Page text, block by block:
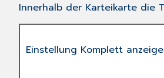
Innerhalb der Karteikarte die
Einstellung Komplett